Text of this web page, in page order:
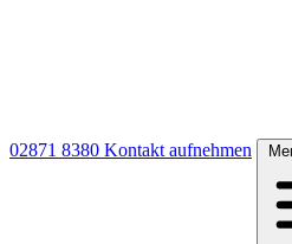
02871 8380 Kontakt aufnehmen